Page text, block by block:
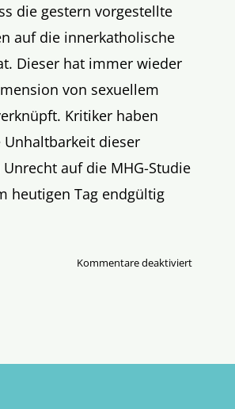
die gestern vorgestellte
auf die innerkatholische
Dieser hat immer wieder
von sexuellem
Kritiker haben
dieser
auf die MHG-Studie
heutigen Tag endgültig
Kommentare deaktiviertfür